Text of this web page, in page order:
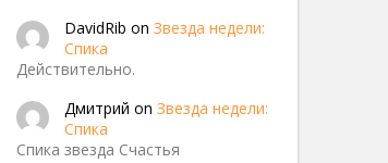
DavidRib on Звезда недели:
Спика
Действительно.
Дмитрий on Звезда недели:
Спика
Спика звезда Счастья